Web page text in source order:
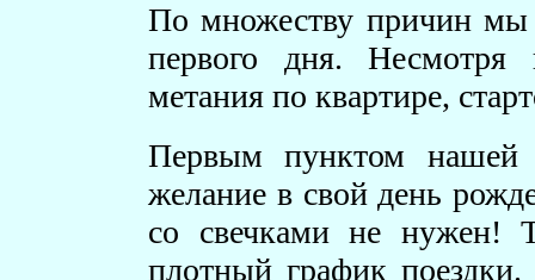
По множеству причин мы
первого дня.
метания по квартире,
Первым пунктом нашей
желание в свой день
со свечками не нужен!
плотный график